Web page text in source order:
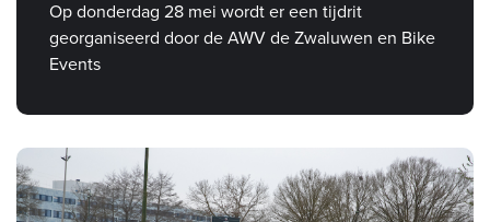
Op donderdag 28 mei wordt er een tijdrit
georganiseerd door de AWV de Zwaluwen en Bike
Events